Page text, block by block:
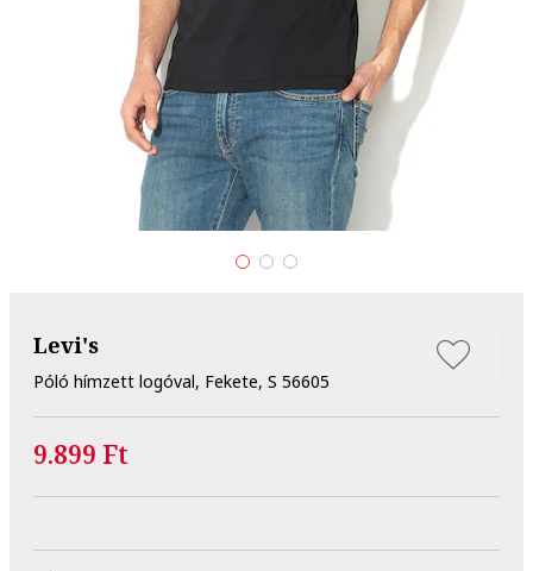
Levi's
Póló hímzett logóval, Fekete, S 56605
9.899 Ft